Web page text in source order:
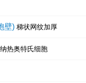
壁) 梯状网纹加厚
纳热奥特氏细胞